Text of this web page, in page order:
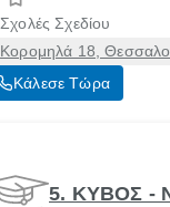
Σχολές Σχεδίου
Κορομηλά 18,
Κάλεσε Τώρα
5. ΚΥΒΟΣ -